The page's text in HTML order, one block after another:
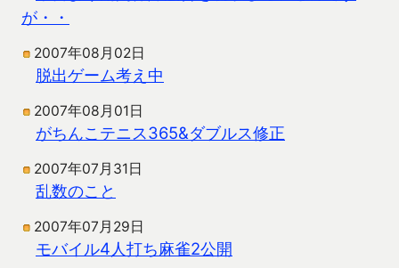
が・・
2007年08月02日
脱出ゲーム考え中
2007年08月01日
がちんこテニス365&ダブルス修正
2007年07月31日
乱数のこと
2007年07月29日
モバイル4人打ち麻雀2公開